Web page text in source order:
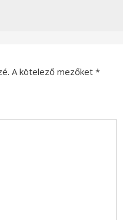
A kötelező mezőket *